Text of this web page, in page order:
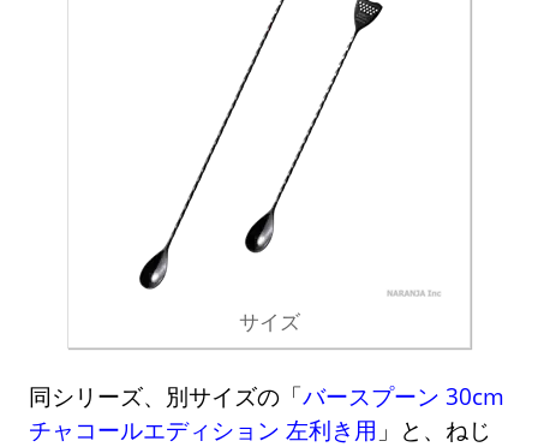
サイズ
同シリーズ、別サイズの「バースプーン 30cm
チャコールエディション 左利き用 」と、ねじ